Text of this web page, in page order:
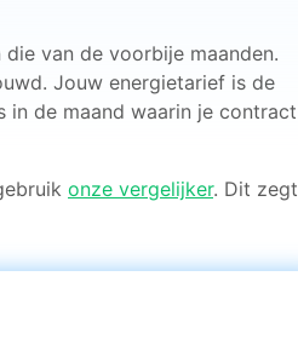
van de voorbije maanden.
Jouw energietarief is de
de maand waarin je contract
onze vergelijker. Dit zegt